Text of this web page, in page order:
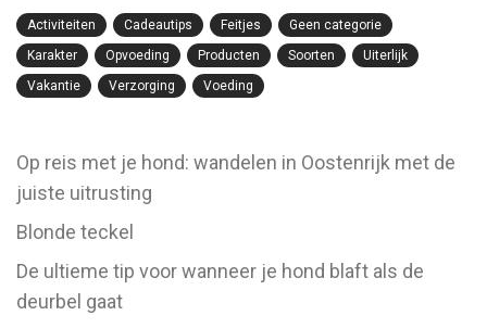
Activiteiten Cadeautips Feitjes
Geen categorie
Karakter
Opvoeding Producten Soorten
Uiterlijk
Vakantie
Verzorging Voeding
Op reis met je hond: wandelen in Oostenrijk met de
juiste uitrusting
Blonde teckel
De ultieme tip voor wanneer je hond blaft als de
deurbel gaat